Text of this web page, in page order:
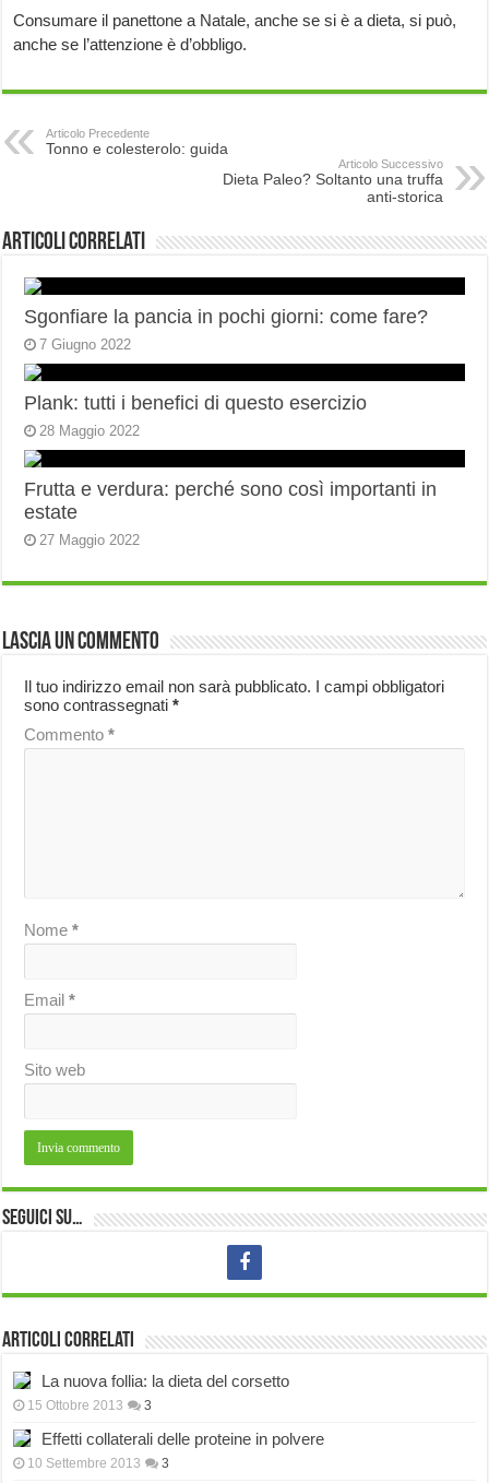
Consumare il panettone a Natale, anche se si è a dieta, si può,
anche se l’attenzione è d’obbligo.
Articolo Precedente
Tonno e colesterolo: guida
Articolo Successivo
Dieta Paleo? Soltanto una truffa
anti-storica
Articoli correlati
Sgonfiare la pancia in pochi giorni: come fare?
7 Giugno 2022
Plank: tutti i benefici di questo esercizio
28 Maggio 2022
Frutta e verdura: perché sono così importanti in
estate
27 Maggio 2022
Lascia un commento
Il tuo indirizzo email non sarà pubblicato. I campi obbligatori
sono contrassegnati*
Commento*
Nome*
Email*
Sito web
Seguici su…
Articoli correlati
La nuova follia: la dieta del corsetto
15 Ottobre 2013 3
Effetti collaterali delle proteine in polvere
10 Settembre 2013 3